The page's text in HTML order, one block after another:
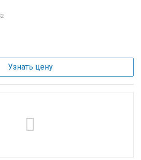
Узнать цену